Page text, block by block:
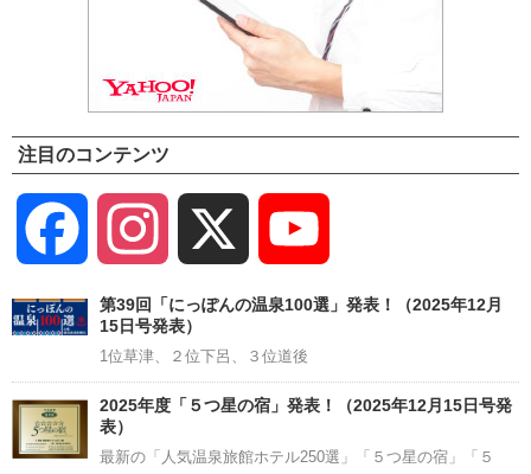
注目のコンテンツ
Facebook Instagram
Channel
第39回「にっぽんの温泉100選」発表！（2025年12月
15日号発表）
1位草津、２位下呂、３位道後
2025年度「５つ星の宿」発表！（2025年12月15日号発
表）
最新の「人気温泉旅館ホテル250選」「５つ星の宿」「５